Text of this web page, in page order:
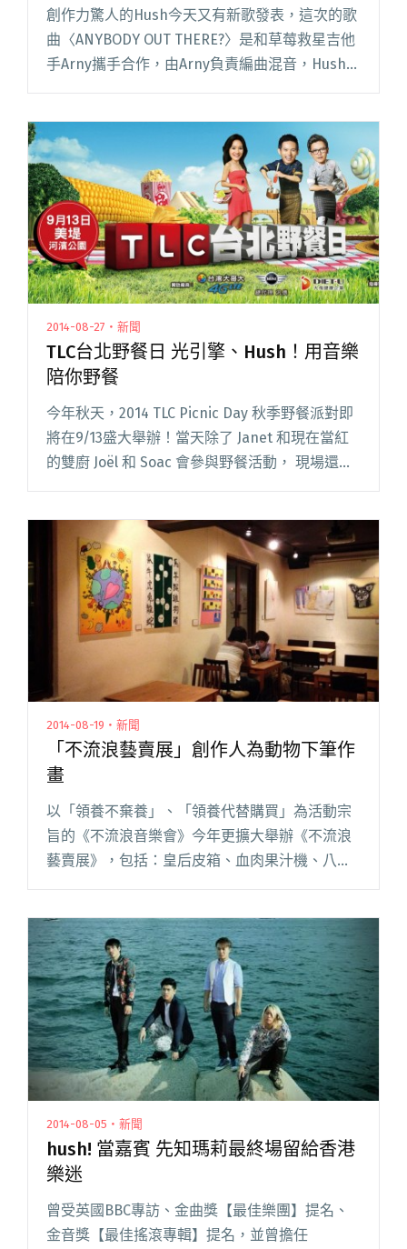
創作力驚人的Hush今天又有新歌發表，這次的歌
曲〈ANYBODY OUT THERE?〉是和草莓救星吉他
手Arny攜手合作，由Arny負責編曲混音，Hush
文 "Hush x 草莓救星Arny 夢幻組合新曲試聽"
2014-08-27・新聞
TLC台北野餐日 光引擎、Hush！用音樂
陪你野餐
今年秋天，2014 TLC Picnic Day 秋季野餐派對即
將在9/13盛大舉辦！當天除了 Janet 和現在當紅
的雙廚 Joël 和 Soac 會參與野餐活動， 現場還邀
請到多組獨立樂團為活動開唱，
2014-08-19・新聞
「不流浪藝賣展」創作人為動物下筆作
畫
以「領養不棄養」、「領養代替購買」為活動宗
旨的《不流浪音樂會》今年更擴大舉辦《不流浪
藝賣展》，包括：皇后皮箱、血肉果汁機、八十
八顆芭樂籽等創作人都共同響應，為流浪動物作
2014-08-05・新聞
hush! 當嘉賓 先知瑪莉最終場留給香港
樂迷
曾受英國BBC專訪、金曲獎【最佳樂團】提名、
金音獎【最佳搖滾專輯】提名，並曾擔任